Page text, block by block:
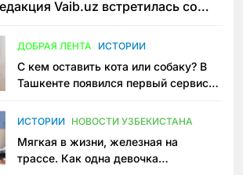
Vaib.uz встретилась со
ДОБРАЯ ЛЕНТА ИСТОРИИ
С кем оставить кота или собаку? В
Ташкенте появился первый сервис
ИСТОРИИ НОВОСТИ УЗБЕКИСТАНА
Мягкая в жизни, железная на
трассе. Как одна девочка